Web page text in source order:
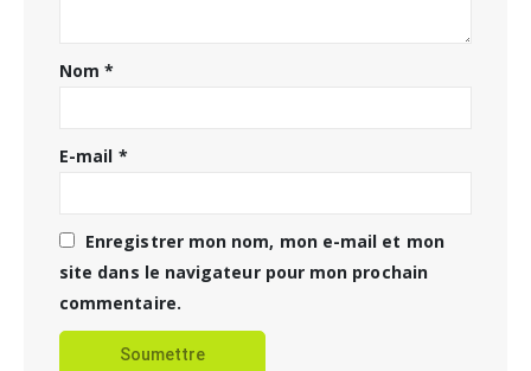
Nom*
E-mail *
Enregistrer mon nom, mon e-mail et mon
site dans le navigateur pour mon prochain
commentaire.